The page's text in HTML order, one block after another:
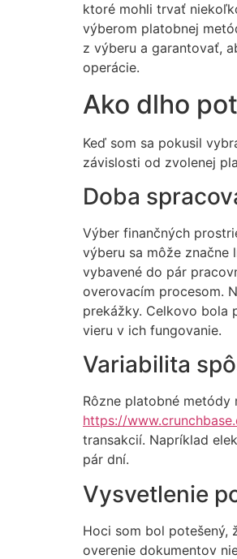
ktoré mohli trvať
výberom platobnej
z výberu a garantovať,
operácie.
Ako dlho
Keď som sa pokusil
závislosti od zvolenej
Doba
Výber finančných
výberu sa môže
vybavené do pár
overovacím procesom.
prekážky. Celkovo bola
vieru v ich fungovanie.
Variabilita
Rôzne platobné
https://
transakcií. Napríklad
pár dní.
Vysvetlenie
Hoci som bol potešený,
overenie dokumentov